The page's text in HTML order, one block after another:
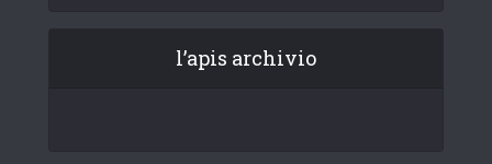
l’apis archivio